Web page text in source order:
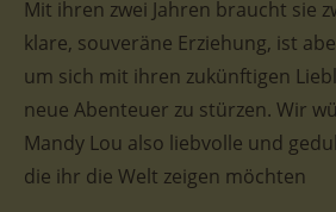
Mit ihren zwei Jahren braucht sie
klare, souveräne Erziehung, ist
um sich mit ihren zukünftigen
neue Abenteuer zu stürzen. Wir
Mandy Lou also liebvolle und
die ihr die Welt zeigen möchten